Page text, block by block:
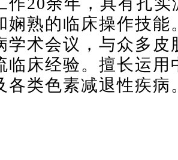
娴熟的临床操作技能
学术会议，与众多
临床经验。擅长运用
各类色素减退性疾病